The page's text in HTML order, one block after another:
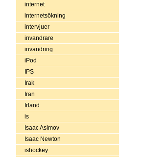
internet
internetsökning
intervjuer
invandrare
invandring
iPod
IPS
Irak
Iran
Irland
is
Isaac Asimov
Isaac Newton
ishockey